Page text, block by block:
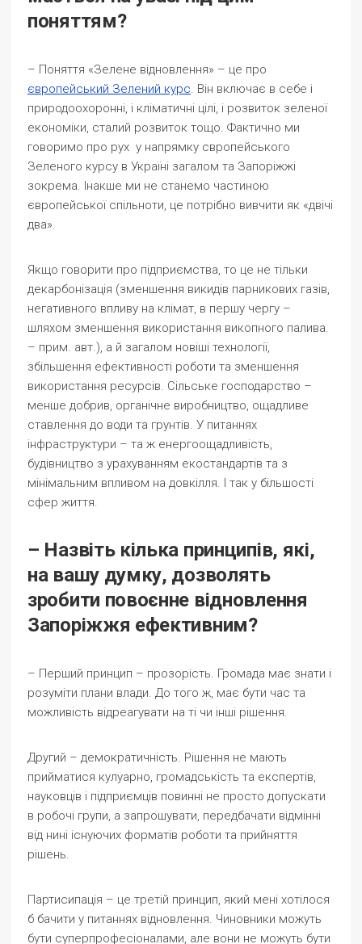
поняттям?
– Поняття «Зелене відновлення» – це про
європейський Зелений курс. Він включає в себе і
природоохоронні, і кліматичні цілі, і розвиток зеленої
економіки, сталий розвиток тощо. Фактично ми
говоримо про рух у напрямку свропейського
Зеленого курсу в Україні загалом та Запоріжжі
зокрема. Інакше ми не станемо частиною
європейської спільноти, це потрібно вивчити як «двічі
два».
Якщо говорити про підприємства, то це не тільки
декарбонізація (зменшення викидів парникових газів,
негативного впливу на клімат, в першу чергу –
шляхом зменшення використання викопного палива.
– прим. авт.), а й загалом новіші технології,
збільшення ефективності роботи та зменшення
використання ресурсів. Сільське господарство –
менше добрив, органічне виробництво, ощадливе
ставлення до води та грунтів. У питаннях
інфраструктури – та ж енергоощадливість,
будівництво з урахуванням екостандартів та з
мінімальним впливом на довкілля. І так у більшості
сфер життя.
– Назвіть кілька принципів, які,
на вашу думку, дозволять
зробити повоєнне відновлення
Запоріжжя ефективним?
– Перший принцип – прозорість. Громада має знати і
розуміти плани влади. До того ж, має бути час та
можливість відреагувати на ті чи інші рішення.
Другий – демократичність. Рішення не мають
прийматися кулуарно, громадськість та експертів,
науковців і підприємців повинні не просто допускати
в робочі групи, а запрошувати, передбачати відмінні
від нині існуючих форматів роботи та прийняття
рішень.
Партисипація – це третій принцип, який мені хотілося
б бачити у питаннях відновлення. Чиновники можуть
бути суперпрофесіоналами, але вони не можуть бути